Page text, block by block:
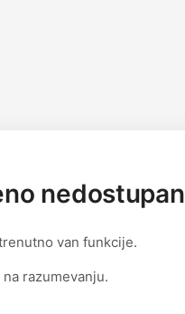
nedostupan
van funkcije.
razumevanju.